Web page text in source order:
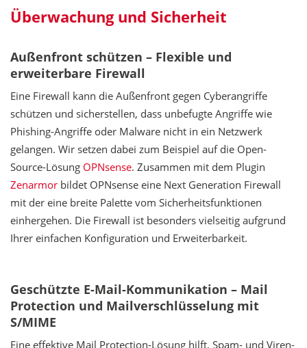
Überwachung und Sicherheit
Außenfront schützen – Flexible und
erweiterbare Firewall
Eine Firewall kann die Außenfront gegen Cyberangriffe
schützen und sicherstellen, dass unbefugte Angriffe wie
Phishing-Angriffe oder Malware nicht in ein Netzwerk
gelangen. Wir setzen dabei zum Beispiel auf die Open-
Source-Lösung OPNsense. Zusammen mit dem Plugin
Zenarmor bildet OPNsense eine Next Generation Firewall
mit der eine breite Palette vom Sicherheitsfunktionen
einhergehen. Die Firewall ist besonders vielseitig aufgrund
Ihrer einfachen Konfiguration und Erweiterbarkeit.
Geschützte E-Mail-Kommunikation – Mail
Protection und Mailverschlüsselung mit
S/MIME
Eine effektive Mail Protection-Lösung hilft, Spam- und Viren-